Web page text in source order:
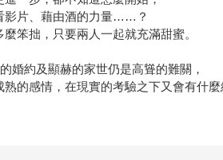
影片、藉由酒的力量……？
笨拙，只要兩人一起就充滿甜蜜。
婚約及顯赫的家世仍是高聳的難關，
熟的感情，在現實的考驗之下又會有什